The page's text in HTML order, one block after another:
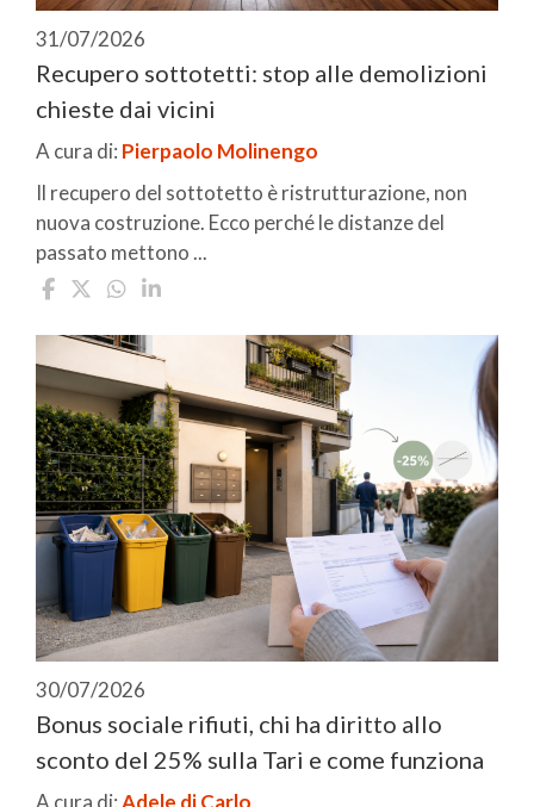
31/07/2026
Recupero sottotetti: stop alle demolizioni
chieste dai vicini
A cura di: Pierpaolo Molinengo
Il recupero del sottotetto è ristrutturazione, non
nuova costruzione. Ecco perché le distanze del
passato mettono ...
30/07/2026
Bonus sociale rifiuti, chi ha diritto allo
sconto del 25% sulla Tari e come funziona
A cura di:Adele di Carlo